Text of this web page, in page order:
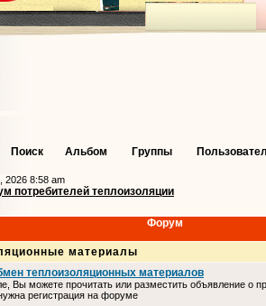
Поиск Альбом Группы
2026 8:58 am
потребителей теплоизоляции
Форум
материалы
теплоизоляционных материалов
Вы можете прочитать или разместить объявление о
регистрация на форуме